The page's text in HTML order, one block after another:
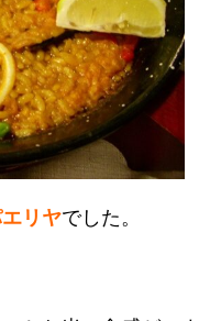
リヤでした。